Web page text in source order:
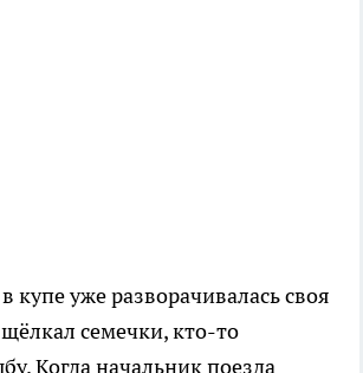
купе уже разворачивалась своя
семечки, кто-то
Когда начальник поезда